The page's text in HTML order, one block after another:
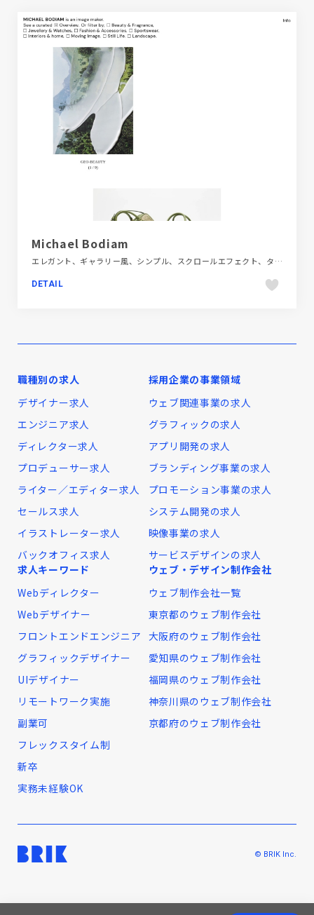
Michael Bodiam
エレガント、ギャラリー風、シンプル、スクロールエフェクト、タイポグラフィー、デザイン・アート・音楽・文芸、ナチュラル、ホワイト系、ポートフォリオ、モーション多め、大きめ写真、海外サイト
DETAIL
職種別の求人
デザイナー求人
エンジニア求人
ディレクター求人
プロデューサー求人
ライター／エディター求人
セールス求人
イラストレーター求人
バックオフィス求人
採用企業の事業領域
ウェブ関連事業の求人
グラフィックの求人
アプリ開発の求人
ブランディング事業の求人
プロモーション事業の求人
システム開発の求人
映像事業の求人
サービスデザインの求人
求人キーワード
Webディレクター
Webデザイナー
フロントエンドエンジニア
グラフィックデザイナー
UIデザイナー
リモートワーク実施
副業可
フレックスタイム制
新卒
実務未経験OK
ウェブ・デザイン制作会社
ウェブ制作会社一覧
東京都のウェブ制作会社
大阪府のウェブ制作会社
愛知県のウェブ制作会社
福岡県のウェブ制作会社
神奈川県のウェブ制作会社
京都府のウェブ制作会社
© BRIK Inc.